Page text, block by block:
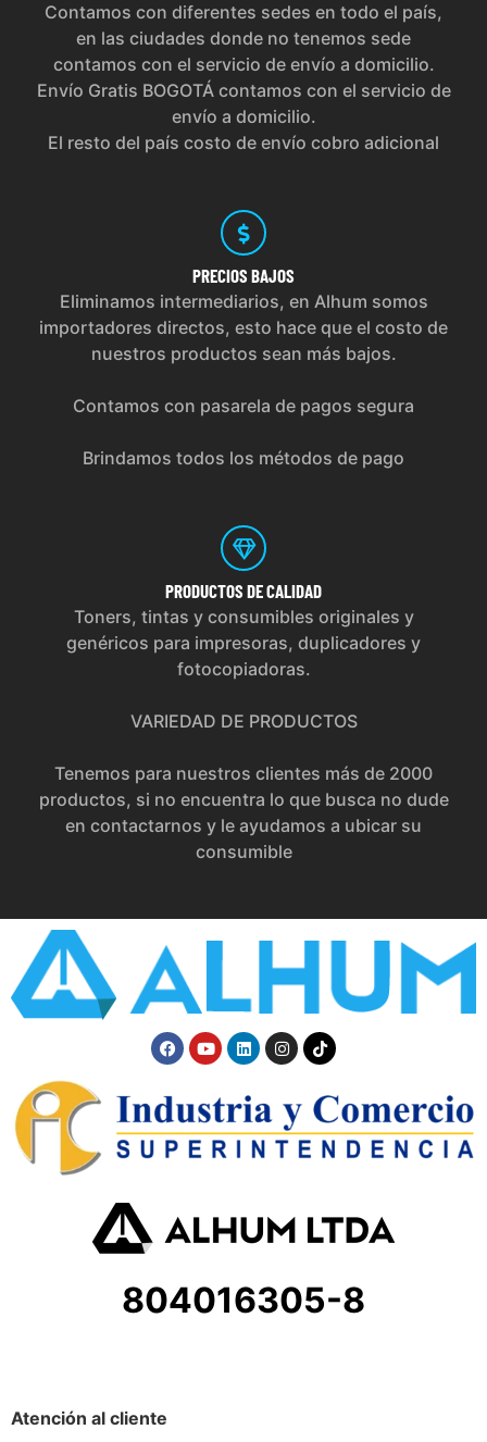
Contamos con diferentes sedes en todo el país,
en las ciudades donde no tenemos sede
contamos con el servicio de envío a domicilio.
Envío Gratis BOGOTÁ contamos con el servicio de
envío a domicilio.
El resto del país costo de envío cobro adicional
PRECIOS BAJOS
Eliminamos intermediarios, en Alhum somos
importadores directos, esto hace que el costo de
nuestros productos sean más bajos.
Contamos con pasarela de pagos segura
Brindamos todos los métodos de pago
PRODUCTOS DE CALIDAD
Toners, tintas y consumibles originales y
genéricos para impresoras, duplicadores y
fotocopiadoras.
VARIEDAD DE PRODUCTOS
Tenemos para nuestros clientes más de 2000
productos, si no encuentra lo que busca no dude
en contactarnos y le ayudamos a ubicar su
consumible
804016305-8
Atención al cliente